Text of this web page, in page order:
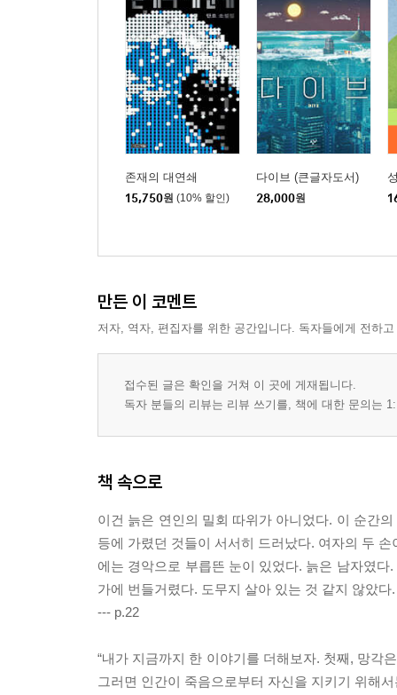
존재의 대연쇄
15,750원 (10% 할인)
다이브 (큰글자도서)
28,000원
만든 이 코멘트
저자, 역자, 편집자를 위한 공간입니다. 독자들에게 전하
접수된 글은 확인을 거쳐 이 곳에 게재됩니다.
독자 분들의 리뷰는 리뷰 쓰기를, 책에 대한 문의는
책 속으로
이건 늙은 연인의 밀회 따위가 아니었다. 이 순간
등에 가렸던 것들이 서서히 드러났다. 여자의 두
에는 경악으로 부릅뜬 눈이 있었다. 늙은 남자였
가에 번들거렸다. 도무지 살아 있는 것 같지 않았다.
--- p.22
“내가 지금까지 한 이야기를 더해보자. 첫째, 망각
그러면 인간이 죽음으로부터 자신을 지키기 위해